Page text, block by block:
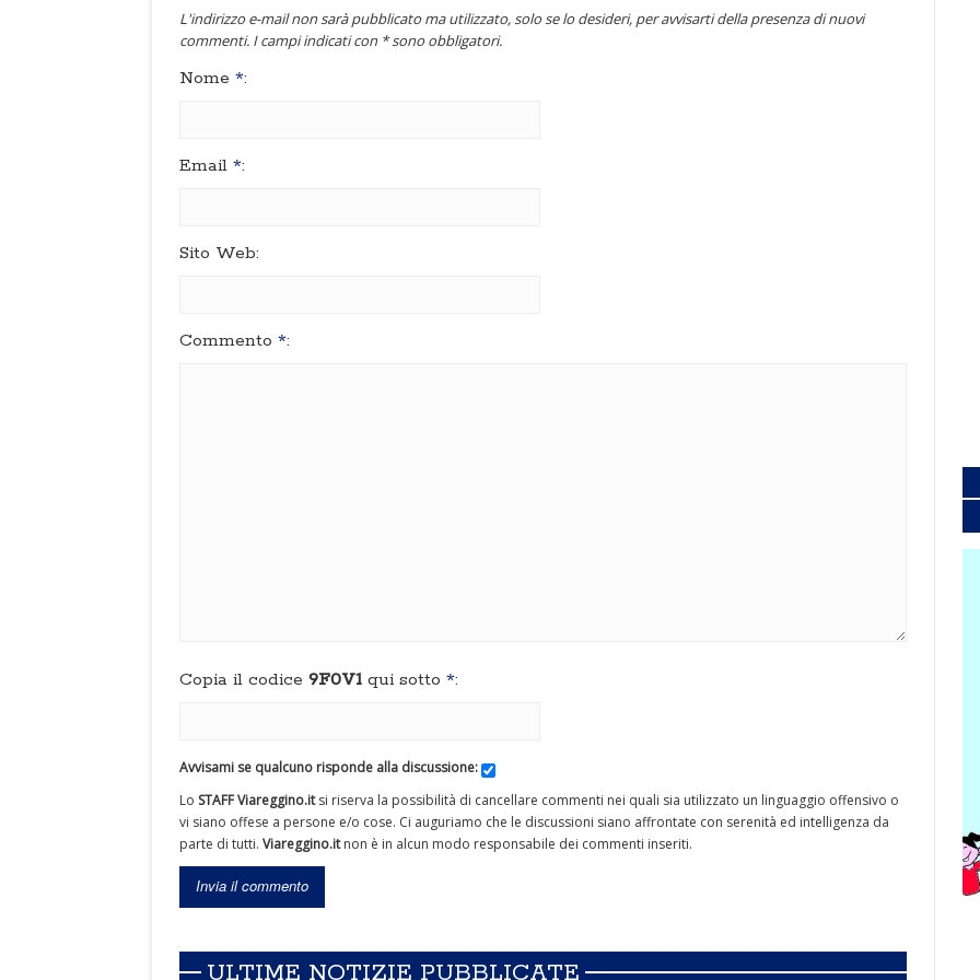
L'indirizzo e-mail non sarà pubblicato ma utilizzato, solo se lo desideri, per avvisarti della presenza di nuovi
commenti. I campi indicati con * sono obbligatori.
Nome *:
Email *:
Sito Web:
Commento *:
Copia il codice 9F0V1 qui sotto *:
Avvisami se qualcuno risponde alla discussione:
Lo STAFF Viareggino.itsi riserva la possibilità di cancellare commenti nei quali sia utilizzato un linguaggio offensivo o
vi siano offese a persone e/o cose. Ci auguriamo che le discussioni siano affrontate con serenità ed intelligenza da
parte di tutti. Viareggino.itnon è in alcun modo responsabile dei commenti inseriti.
ULTIME NOTIZIE PUBBLICATE